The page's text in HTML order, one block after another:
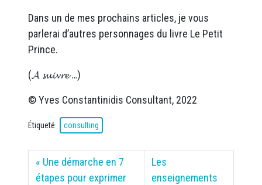
Dans un de mes prochains articles, je vous
parlerai d’autres personnages du livre Le Petit
Prince.
(𝓐 𝓼𝓾𝓲𝓿𝓻𝓮 …)
© Yves Constantinidis Consultant, 2022
Étiqueté consulting
Une démarche en 7
étapes pour exprimer
Les
enseignements